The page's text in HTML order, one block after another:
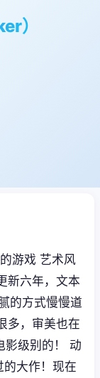
）
游戏 艺术风
新六年，文本
的方式慢慢道
多，审美也在
影级别的！ 动
大作！现在